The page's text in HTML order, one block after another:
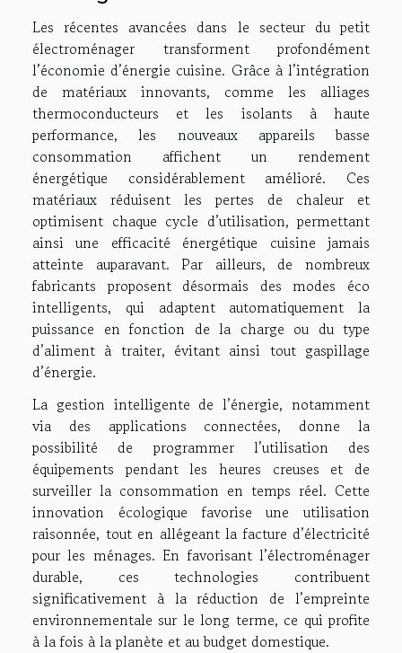
Les récentes avancées dans le secteur du petit
électroménager transforment profondément
l’économie d’énergie cuisine. Grâce à l’intégration
de matériaux innovants, comme les alliages
thermoconducteurs et les isolants à haute
performance, les nouveaux appareils basse
consommation affichent un rendement
énergétique considérablement amélioré. Ces
matériaux réduisent les pertes de chaleur et
optimisent chaque cycle d’utilisation, permettant
ainsi une efficacité énergétique cuisine jamais
atteinte auparavant. Par ailleurs, de nombreux
fabricants proposent désormais des modes éco
intelligents, qui adaptent automatiquement la
puissance en fonction de la charge ou du type
d’aliment à traiter, évitant ainsi tout gaspillage
d’énergie.
La gestion intelligente de l’énergie, notamment
via des applications connectées, donne la
possibilité de programmer l’utilisation des
équipements pendant les heures creuses et de
surveiller la consommation en temps réel. Cette
innovation écologique favorise une utilisation
raisonnée, tout en allégeant la facture d’électricité
pour les ménages. En favorisant l’électroménager
durable, ces technologies contribuent
significativement à la réduction de l’empreinte
environnementale sur le long terme, ce qui profite
à la fois à la planète et au budget domestique.